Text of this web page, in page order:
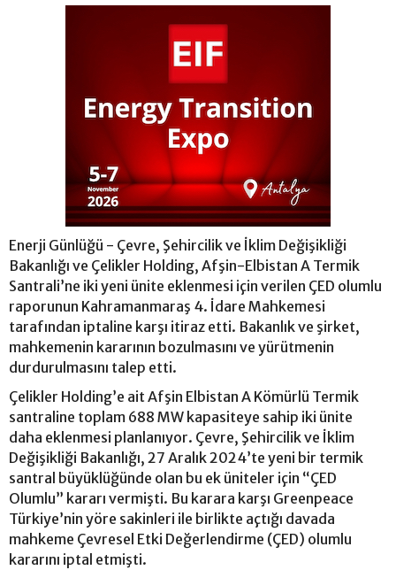
Enerji Günlüğü - Çevre, Şehircilik ve İklim Değişikliği
Bakanlığı ve Çelikler Holding, Afşin-Elbistan A Termik
Santrali’ne iki yeni ünite eklenmesi için verilen ÇED olumlu
raporunun Kahramanmaraş 4. İdare Mahkemesi
tarafından iptaline karşı itiraz etti. Bakanlık ve şirket,
mahkemenin kararının bozulmasını ve yürütmenin
durdurulmasını talep etti.
Çelikler Holding’e ait Afşin Elbistan A Kömürlü Termik
santraline toplam 688 MW kapasiteye sahip iki ünite
daha eklenmesi planlanıyor. Çevre, Şehircilik ve İklim
Değişikliği Bakanlığı, 27 Aralık 2024’te yeni bir termik
santral büyüklüğünde olan bu ek üniteler için “ÇED
Olumlu” kararı vermişti. Bu karara karşı Greenpeace
Türkiye’nin yöre sakinleri ile birlikte açtığı davada
mahkeme Çevresel Etki Değerlendirme (ÇED) olumlu
kararını iptal etmişti.